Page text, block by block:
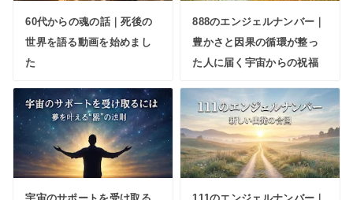
60代からの魂の話｜死後の
世界を語る動画を始めまし
た
888のエンジェルナンバー｜
豊かさと因果の循環が整っ
た人に届く宇宙からの祝福